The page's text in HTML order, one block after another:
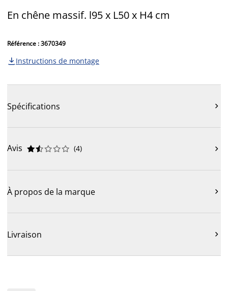
En chêne massif. l95 x L50 x H4 cm
Référence : 3670349
 Instructions de montage
Spécifications 
Avis 




 (4) 
À propos de la marque 
Livraison 